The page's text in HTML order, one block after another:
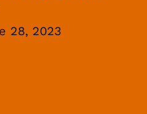
28, 2023